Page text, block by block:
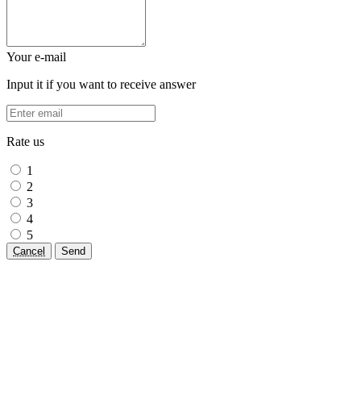
Your e-mail
Input it if you want to receive answer
Rate us
1
2
3
4
5
Cancel Send